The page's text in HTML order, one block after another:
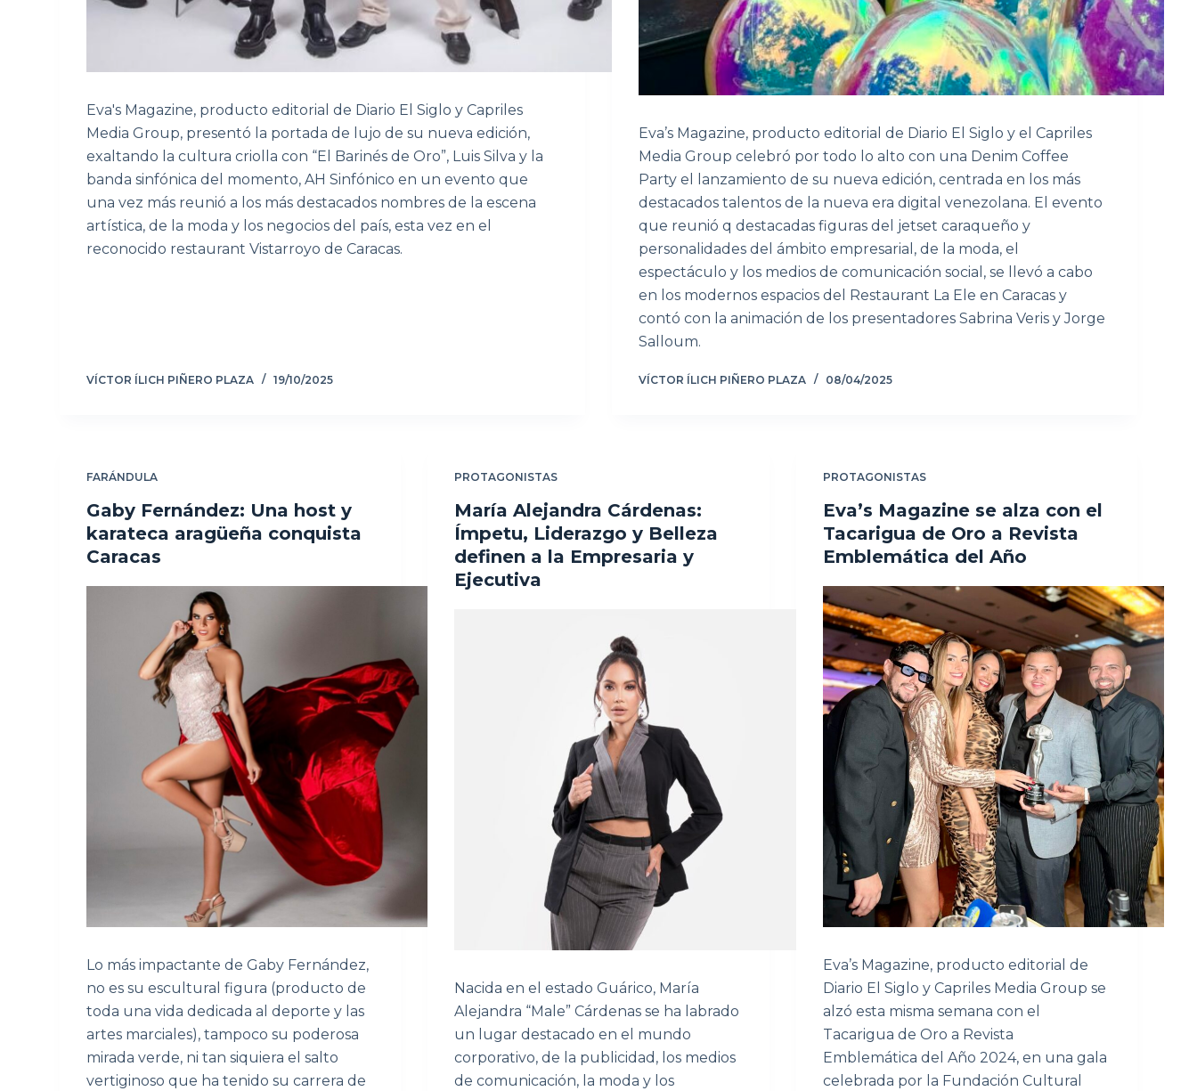
Eva's Magazine, producto editorial de Diario El Siglo y Capriles
Media Group, presentó la portada de lujo de su nueva edición,
exaltando la cultura criolla con “El Barinés de Oro”, Luis Silva y la
banda sinfónica del momento, AH Sinfónico en un evento que
una vez más reunió a los más destacados nombres de la escena
artística, de la moda y los negocios del país, esta vez en el
reconocido restaurant Vistarroyo de Caracas.
VÍCTOR ÍLICH PIÑERO PLAZA 19/10/2025
Eva’s Magazine, producto editorial de Diario El Siglo y el Capriles
Media Group celebró por todo lo alto con una Denim Coffee
Party el lanzamiento de su nueva edición, centrada en los más
destacados talentos de la nueva era digital venezolana. El evento
que reunió q destacadas figuras del jetset caraqueño y
personalidades del ámbito empresarial, de la moda, el
espectáculo y los medios de comunicación social, se llevó a cabo
en los modernos espacios del Restaurant La Ele en Caracas y
contó con la animación de los presentadores Sabrina Veris y Jorge
Salloum.
VÍCTOR ÍLICH PIÑERO PLAZA 08/04/2025
FARÁNDULA
Gaby Fernández: Una host y
karateca aragüeña conquista
Caracas
Lo más impactante de Gaby Fernández,
no es su escultural figura (producto de
toda una vida dedicada al deporte y las
artes marciales), tampoco su poderosa
mirada verde, ni tan siquiera el salto
vertiginoso que ha tenido su carrera de
PROTAGONISTAS
María Alejandra Cárdenas:
Ímpetu, Liderazgo y Belleza
definen a la Empresaria y
Ejecutiva
Nacida en el estado Guárico, María
Alejandra “Male” Cárdenas se ha labrado
un lugar destacado en el mundo
corporativo, de la publicidad, los medios
de comunicación, la moda y los
PROTAGONISTAS
Eva’s Magazine se alza con el
Tacarigua de Oro a Revista
Emblemática del Año
Eva’s Magazine, producto editorial de
Diario El Siglo y Capriles Media Group se
alzó esta misma semana con el
Tacarigua de Oro a Revista
Emblemática del Año 2024, en una gala
celebrada por la Fundación Cultural